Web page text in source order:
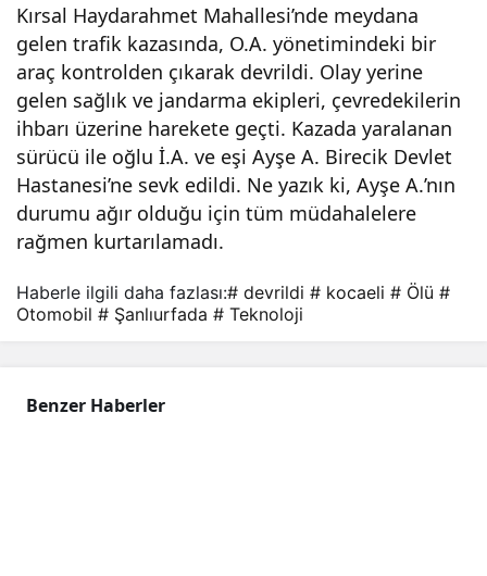
Kırsal Haydarahmet Mahallesi’nde meydana
gelen trafik kazasında, O.A. yönetimindeki bir
araç kontrolden çıkarak devrildi. Olay yerine
gelen sağlık ve jandarma ekipleri, çevredekilerin
ihbarı üzerine harekete geçti. Kazada yaralanan
sürücü ile oğlu İ.A. ve eşi Ayşe A. Birecik Devlet
Hastanesi’ne sevk edildi. Ne yazık ki, Ayşe A.’nın
durumu ağır olduğu için tüm müdahalelere
rağmen kurtarılamadı.
1
ölü
Haberle ilgili daha fazlası:# devrildi # kocaeli # Ölü #
Otomobil # Şanlıurfada # Teknoloji
Benzer Haberler